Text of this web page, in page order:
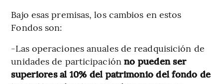
Bajo esas premisas, los cambios en estos
Fondos son:
-Las operaciones anuales de readquisición de
unidades de participación no pueden ser
superiores al 10% del patrimonio del fondo de